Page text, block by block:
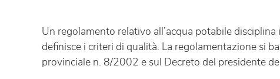
Un regolamento relativo all’acqua potabile
definisce i criteri di qualità. La regolamentazione si
provinciale n. 8/2002 e sul Decreto del presidente